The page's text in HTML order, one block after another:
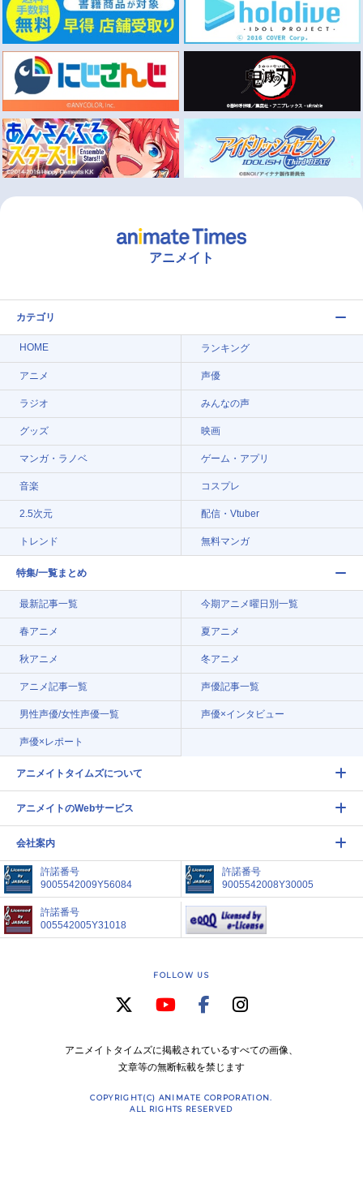
アニメイト
カテゴリ
HOME ランキング
アニメ 声優
ラジオ みんなの声
グッズ 映画
マンガ・ラノベ ゲーム・アプリ
音楽 コスプレ
2.5次元 配信・Vtuber
トレンド 無料マンガ
特集/一覧まとめ
最新記事一覧 今期アニメ曜日別一覧
春アニメ 夏アニメ
秋アニメ 冬アニメ
アニメ記事一覧 声優記事一覧
男性声優/女性声優一覧 声優×インタビュー
声優×レポート
アニメイトタイムズについて
アニメイトのWebサービス
会社案内
許諾番号
9005542009Y56084
許諾番号
9005542008Y30005
許諾番号
005542005Y31018
FOLLOW US
アニメイトタイムズに掲載されているすべての画像、
文章等の無断転載を禁じます
COPYRIGHT(C) ANIMATE CORPORATION.
ALL RIGHTS RESERVED